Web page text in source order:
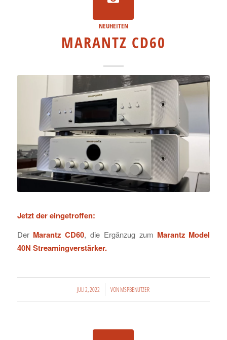
NEUHEITEN
MARANTZ CD60
Jetzt der eingetroffen:
Der Marantz CD60, die Ergänzug zum Marantz Model
40N Streamingverstärker.
JULI 2, 2022 VONMSPBENUTZER